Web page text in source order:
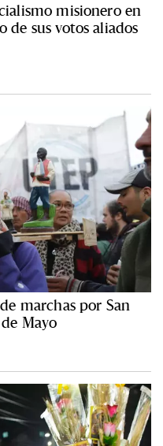
misionero en
de sus votos aliados
marchas por San
Mayo